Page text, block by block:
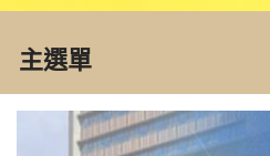
主選單